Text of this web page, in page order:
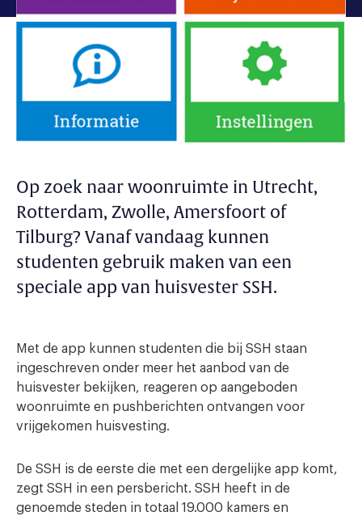
Op zoek naar woonruimte in Utrecht,
Rotterdam, Zwolle, Amersfoort of
Tilburg? Vanaf vandaag kunnen
studenten gebruik maken van een
speciale app van huisvester SSH.
Met de app kunnen studenten die bij SSH staan
ingeschreven onder meer het aanbod van de
huisvester bekijken, reageren op aangeboden
woonruimte en pushberichten ontvangen voor
vrijgekomen huisvesting.
De SSH is de eerste die met een dergelijke app komt,
zegt SSH in een persbericht. SSH heeft in de
genoemde steden in totaal 19.000 kamers en